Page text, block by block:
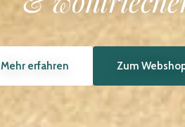
Mehr erfahren Zum Webshop